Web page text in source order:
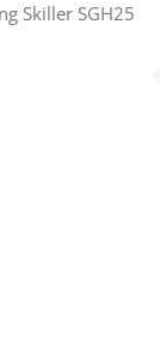
Skiller SGH25